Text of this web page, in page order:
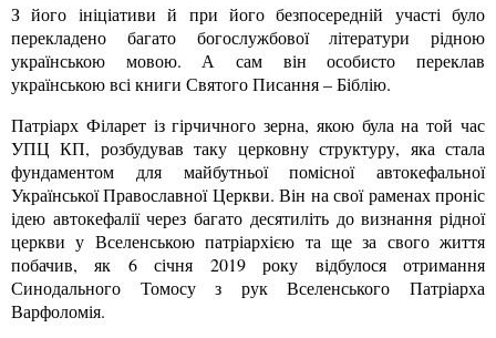
З його ініціативи й при його безпосередній участі було
перекладено багато богослужбової літератури рідною
українською мовою. А сам він особисто переклав
українською всі книги Святого Писання – Біблію.
Патріарх Філарет із гірчичного зерна, якою була на той час
УПЦ КП, розбудував таку церковну структуру, яка стала
фундаментом для майбутньої помісної автокефальної
Української Православної Церкви. Він на свої раменах проніс
ідею автокефалії через багато десятиліть до визнання рідної
церкви у Вселенською патріархією та ще за свого життя
побачив, як 6 січня 2019 року відбулося отримання
Синодального Томосу з рук Вселенського Патріарха
Варфоломія.